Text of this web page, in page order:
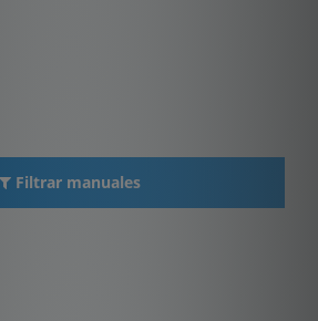
Filtrar manuales